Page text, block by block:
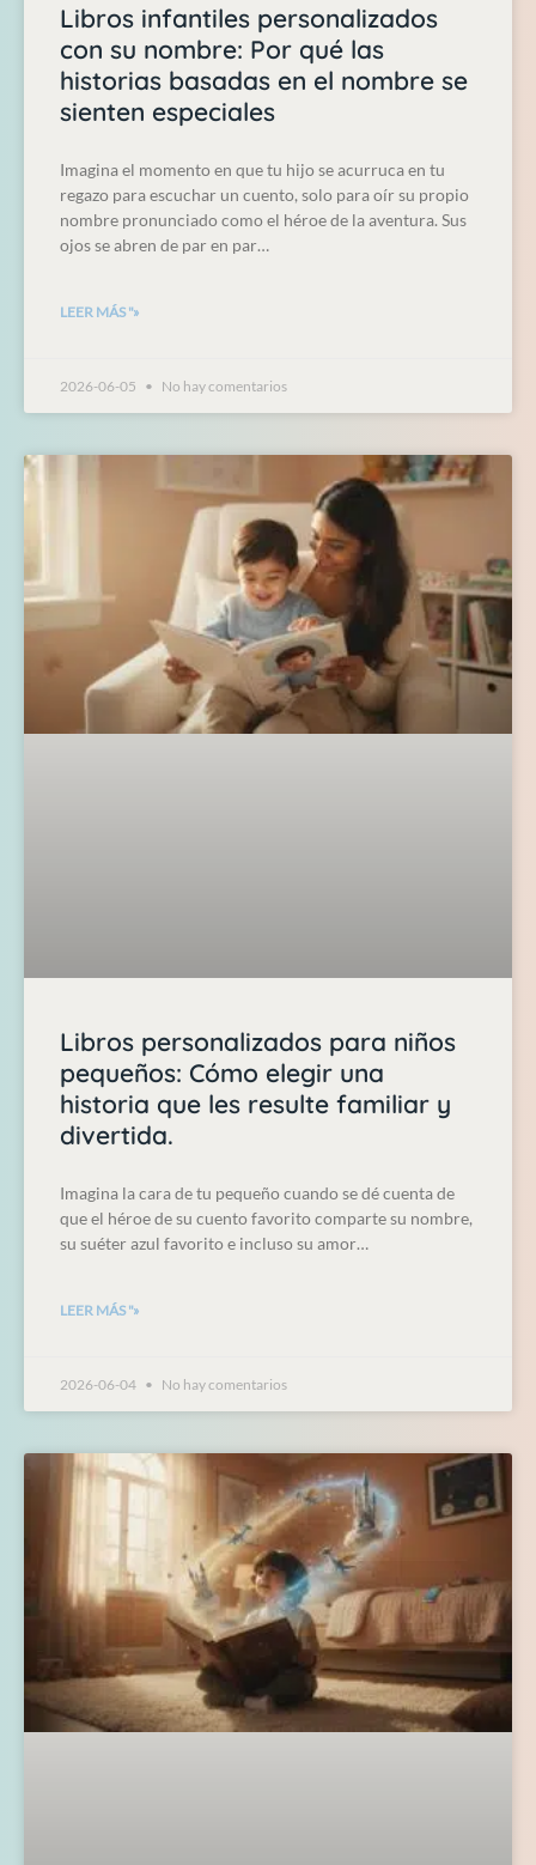
Libros infantiles personalizados
con su nombre: Por qué las
historias basadas en el nombre se
sienten especiales
Imagina el momento en que tu hijo se acurruca en tu
regazo para escuchar un cuento, solo para oír su propio
nombre pronunciado como el héroe de la aventura. Sus
ojos se abren de par en par…
LEER MÁS "»
2026-06-05 No hay comentarios
Libros personalizados para niños
pequeños: Cómo elegir una
historia que les resulte familiar y
divertida.
Imagina la cara de tu pequeño cuando se dé cuenta de
que el héroe de su cuento favorito comparte su nombre,
su suéter azul favorito e incluso su amor…
LEER MÁS "»
2026-06-04 No hay comentarios